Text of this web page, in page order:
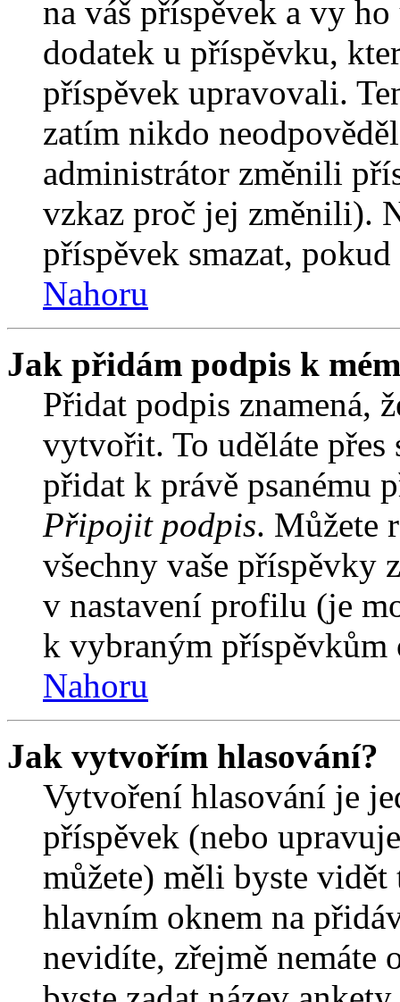
na váš příspěvek a vy
dodatek u příspěvku,
příspěvek upravovali.
zatím nikdo
administrátor změnili
vzkaz proč jej změnili).
příspěvek smazat,
Nahoru
Jak přidám podpis k
Přidat podpis znamená,
vytvořit. To uděláte
přidat k právě psanému
Připojit podpis. Můžete
všechny vaše příspěvky
v nastavení profilu (je
k vybraným příspěvkům
Nahoru
Jak vytvořím hlasování?
Vytvoření hlasování je
příspěvek (nebo
můžete) měli byste
hlavním oknem na
nevidíte, zřejmě